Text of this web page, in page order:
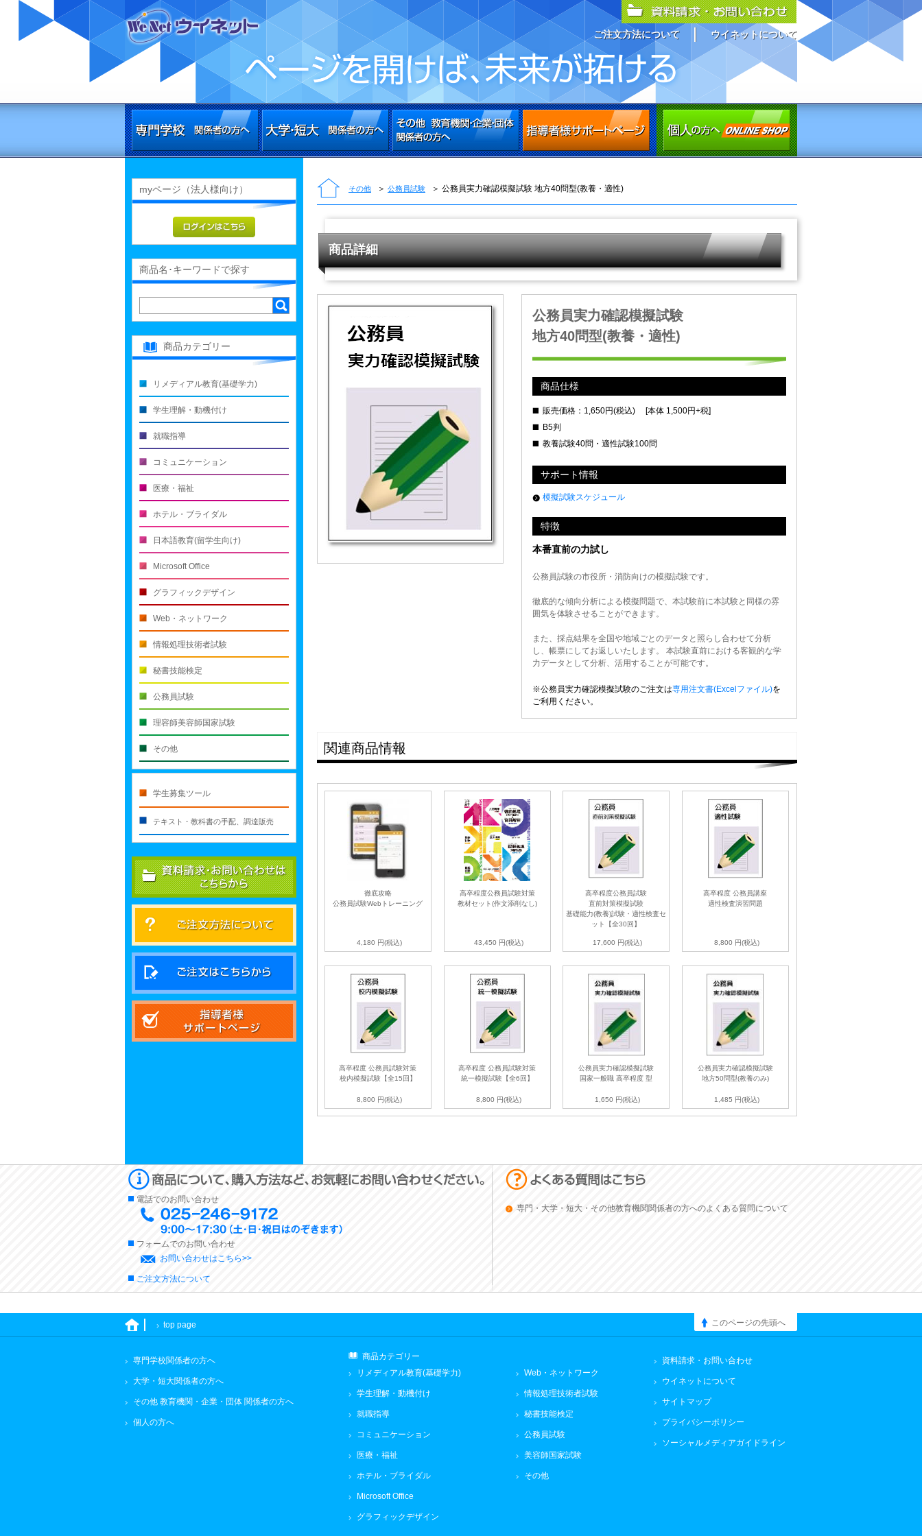
ご注文方法について ウイネットについて
その他 ＞ 公務員試験 ＞ 公務員実力確認模擬試験 地方40問型(教養・適性)
商品詳細
公務員実力確認模擬試験
地方40問型(教養・適性)
商品仕様
販売価格： 1,650円(税込) [本体 1,500円+税]
B5判
教養試験40問・適性試験100問
サポート情報
模擬試験スケジュール
特徴
本番直前の力試し
公務員試験の市役所・消防向けの模擬試験です。
徹底的な傾向分析による模擬問題で、本試験前に本試験と同様の雰
囲気を体験させることができます。
また、採点結果を全国や地域ごとのデータと照らし合わせて分析
し、帳票にしてお返しいたします。 本試験直前における客観的な学
力データとして分析、活用することが可能です。
※公務員実力確認模擬試験のご注文は専用注文書(Excelファイル)を
ご利用ください。
関連商品情報
徹底攻略
公務員試験Webトレーニング
4,180 円(税込)
高卒程度公務員試験対策
教材セット(作文添削なし)
43,450 円(税込)
高卒程度公務員試験
直前対策模擬試験
基礎能力(教養)試験・適性検査セ
ット【全30回】
17,600 円(税込)
高卒程度 公務員講座
適性検査演習問題
8,800 円(税込)
高卒程度 公務員試験対策
校内模擬試験【全15回】
8,800 円(税込)
高卒程度 公務員試験対策
統一模擬試験【全6回】
8,800 円(税込)
公務員実力確認模擬試験
国家一般職 高卒程度 型
1,650 円(税込)
公務員実力確認模擬試験
地方50問型(教養のみ)
1,485 円(税込)
myページ（法人様向け）
商品名･キーワードで探す
商品カテゴリー
リメディアル教育(基礎学力)
学生理解・動機付け
就職指導
コミュニケーション
医療・福祉
ホテル・ブライダル
日本語教育(留学生向け)
Microsoft Office
グラフィックデザイン
Web・ネットワーク
情報処理技術者試験
秘書技能検定
公務員試験
理容師美容師国家試験
その他
学生募集ツール
テキスト・教科書の手配、調達販売
電話でのお問い合わせ
フォームでのお問い合わせ
お問い合わせはこちら>>
ご注文方法について
専門・大学・短大・その他教育機関関係者の方へのよくある質問について
top page このページの先頭へ
専門学校関係者の方へ
大学・短大関係者の方へ
その他 教育機関・企業・団体 関係者の方へ
個人の方へ
商品カテゴリー
リメディアル教育(基礎学力)
学生理解・動機付け
就職指導
コミュニケーション
医療・福祉
ホテル・ブライダル
Microsoft Office
グラフィックデザイン
Web・ネットワーク
情報処理技術者試験
秘書技能検定
公務員試験
美容師国家試験
その他
資料請求・お問い合わせ
ウイネットについて
サイトマップ
プライバシーポリシー
ソーシャルメディアガイドライン